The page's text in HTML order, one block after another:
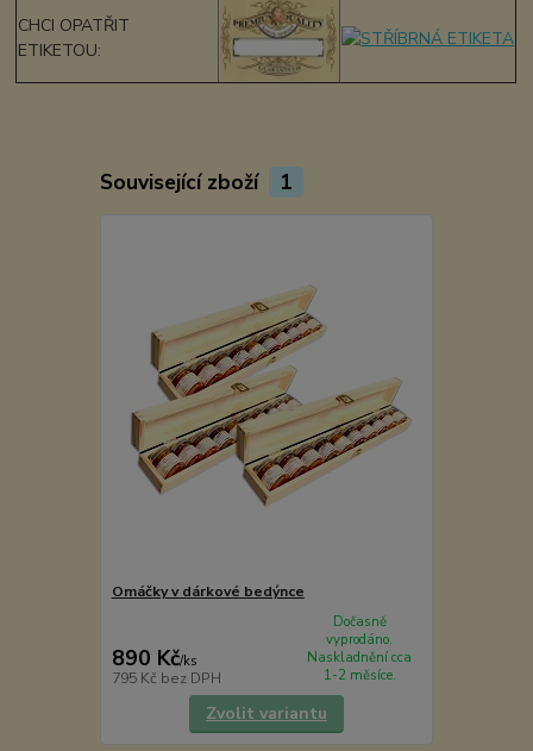
CHCI OPATŘIT
ETIKETOU:
Související zboží 1
Omáčky v dárkové bedýnce
890 Kč/ks
795 Kč bez DPH
Dočasně
vyprodáno.
Naskladnění cca
1-2 měsíce.
Zvolit variantu